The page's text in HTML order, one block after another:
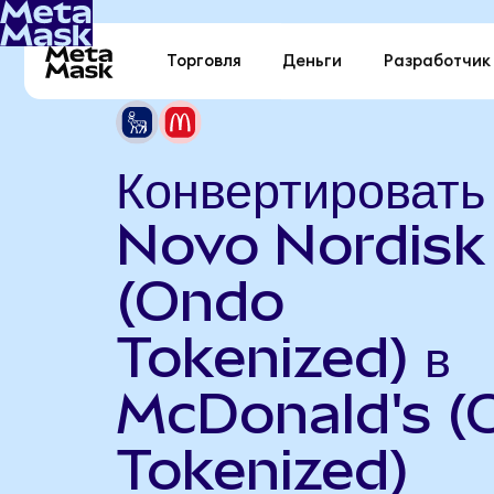
Торговля Деньги Разработчик
Конвертировать
Novo Nordisk
(Ondo
Tokenized) в
McDonald's
Tokenized)